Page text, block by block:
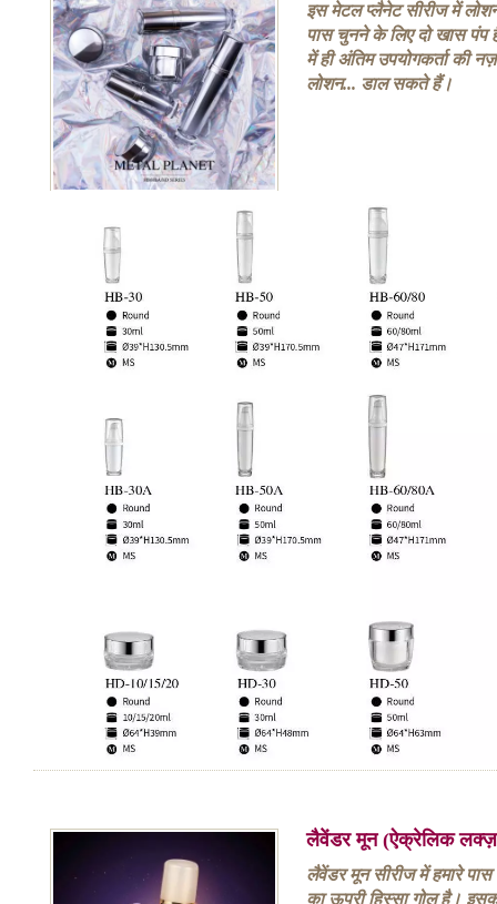
इस मेटल प्लैनेट सीरीज में
पास चुनने के लिए दो खास पंप
में ही अंतिम उपयोगकर्ता की
लोशन... डाल सकते हैं।
लैवेंडर मून (ऐक्रेलिक
लैवेंडर मून सीरीज में हमारे
का ऊपरी हिस्सा गोल है।